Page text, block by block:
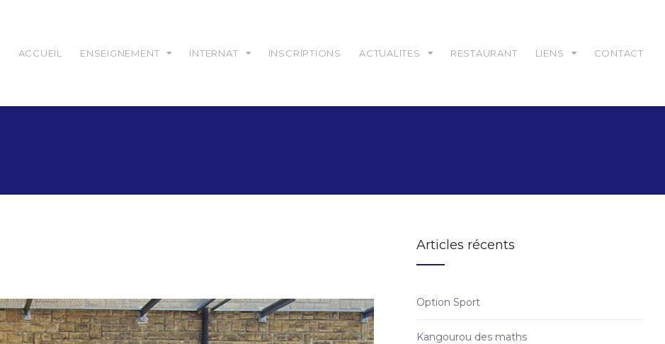
ACCUEIL ENSEIGNEMENT INTERNAT INSCRIPTIONS ACTUALITES RESTAURANT LIENS CONTACT
Articles récents
Option Sport
Kangourou des maths